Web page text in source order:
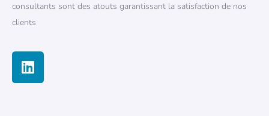
consultants sont des atouts garantissant la satisfaction de nos
clients